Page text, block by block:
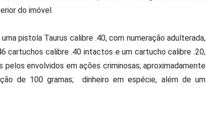
do imóvel.
pistola Taurus calibre .40, com numeração adulterada,
cartuchos calibre .40 intactos e um cartucho calibre .20;
envolvidos em ações criminosas; aproximadamente
de 100 gramas; dinheiro em espécie, além de um